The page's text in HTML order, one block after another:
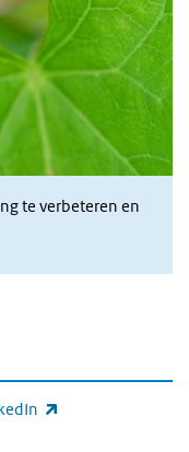
te verbeteren en
link)